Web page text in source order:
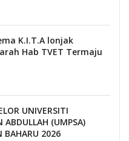
K.I.T.A lonjak
Hab TVET Termaju
UNIVERSITI
ABDULLAH (UMPSA)
BAHARU 2026